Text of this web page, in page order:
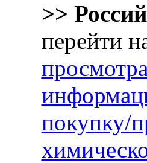
>>
перейти
покупку/